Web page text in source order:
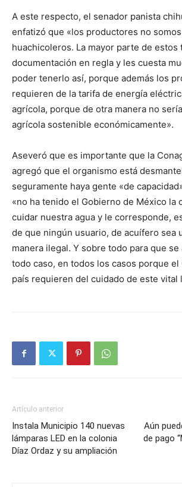
A este respecto, el senador panista
enfatizó que «los productores no
huachicoleros. La mayor parte de estos
documentación en regla y les cuesta
poder tenerlo así, porque además los
requieren de la tarifa de energía
agrícola, porque de otra manera no
agrícola sostenible económicamente».
Aseveró que es importante que la
agregó que el organismo está
seguramente haya gente «de
«no ha tenido el Gobierno de México la
cuidar nuestra agua y le corresponde,
de que ningún usuario, de acuífero sea
manera ilegal. Y sobre todo para que
todo caso, en todos los casos porque el
país requieren del cuidado de este vital
Artículo anterior
Instala Municipio 140 nuevas
lámparas LED en la colonia
Díaz Ordaz y su ampliación
Aún
de pago